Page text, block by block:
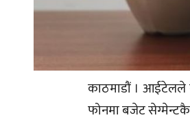
काठमाडौं । आईटेलले
फोनमा बजेट सेग्मेन्टकै